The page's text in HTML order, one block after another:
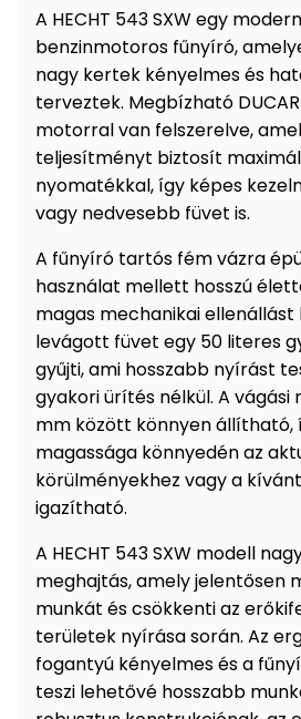
Hómaró
Hólapát
és
kiegészítő
Növényápolási
kellékek
Permetező
Üvegház
és
melegház
Komposztáló
Kézi
szerszám,
eszközök
Kiegészítők
A HECHT 543 SXW egy
benzinmotoros fűnyíró,
nagy kertek kényelmes és
terveztek. Megbízható
motorral van felszerelve,
teljesítményt biztosít
nyomatékkal, így képes
vagy nedvesebb füvet is.
A fűnyíró tartós fém vázra
használat mellett hosszú
magas mechanikai ellenállást
levágott füvet egy 50 literes
gyűjti, ami hosszabb nyírást
gyakori ürítés nélkül. A vágási
mm között könnyen állítható,
magassága könnyedén az
körülményekhez vagy a
igazítható.
A HECHT 543 SXW modell
meghajtás, amely jelentősen
munkát és csökkenti az
területek nyírása során. Az
fogantyú kényelmes és a
teszi lehetővé hosszabb